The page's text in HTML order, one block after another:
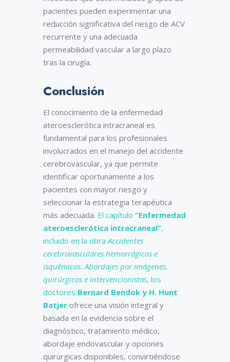
pacientes pueden experimentar una
reducción significativa del riesgo de ACV
recurrente y una adecuada
permeabilidad vascular a largo plazo
tras la cirugía.
Conclusión
El conocimiento de la enfermedad
ateroesclerótica intracraneal es
fundamental para los profesionales
involucrados en el manejo del accidente
cerebrovascular, ya que permite
identificar oportunamente a los
pacientes con mayor riesgo y
seleccionar la estrategia terapéutica
más adecuada. El capítulo “Enfermedad
ateroesclerótica intracraneal”,
incluido en la obra Accidentes
cerebrovasculares hemorrágicos e
isquémicos. Abordajes por imágenes,
quirúrgicos e intervencionistas, los
doctores Bernard Bendok y H. Hunt
Batjer ofrece una visión integral y
basada en la evidencia sobre el
diagnóstico, tratamiento médico,
abordaje endovascular y opciones
quirúrgicas disponibles, convirtiéndose